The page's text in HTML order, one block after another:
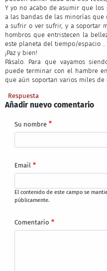
Y yo no acabo de asumir que los
a las bandas de las minorías que
a sufrir o ver sufrir, y a soportar
hombros que entristecen la
este planeta del tiempo/espacio ..
¡Paz y bien!
Pásalo. Para que vayamos
puede terminar con el hambre
que aún soportan varios miles
Respuesta
Añadir nuevo comentario
Su nombre
Email
El contenido de este campo se
públicamente.
Comentario